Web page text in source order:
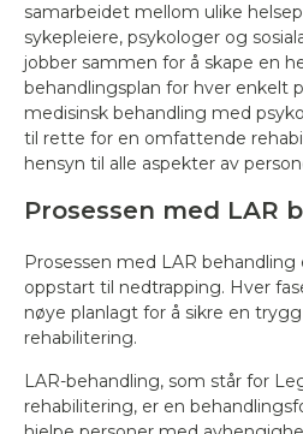
samarbeidet mellom ulike
sykepleiere, psykologer og
jobber sammen for å skape en
behandlingsplan for hver enkelt
medisinsk behandling med
til rette for en omfattende
hensyn til alle aspekter av
Prosessen med LAR
Prosessen med LAR behandling
oppstart til nedtrapping. Hver
nøye planlagt for å sikre en
rehabilitering.
LAR-behandling, som står for
rehabilitering, er en